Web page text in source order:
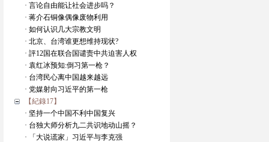
· 言论自由能让社会进步吗？
· 蒋介石铜像偶像废物利用
· 如何认识几大宗教文明
· 北京、台湾谁更想维持现状?
· 評12国在联合国谴责中共迫害人权
· 袁红冰预知:倒习第一枪？
· 台湾民心离中国越来越远
· 党媒射向习近平的第一枪
【紀錄17】
· 坚持一个中国不利中国复兴
· 台独大师分析九二共识地动山摇？
· 「大说谎家」习近平与李克强